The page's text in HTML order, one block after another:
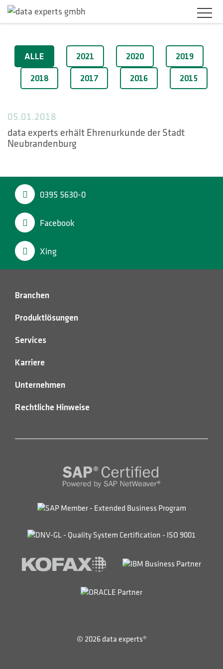
BRANCHEN
PRODUKTLÖSUNGEN
KARRIERE
UNTERNEHMEN
KONTAKT
HOTLINES
Suche
2018
ALLE 2021 2020 2019
2018 2017 2016 2015
05.01.2018
data experts erhält Ehrenurkunde der Stadt
Neubrandenburg
0395 5630-0
Facebook
Xing
Branchen
Produktlösungen
Services
Karriere
Unternehmen
Rechtliche Hinweise
© 2026 data experts®